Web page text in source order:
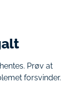
Prøv at
forsvinder.